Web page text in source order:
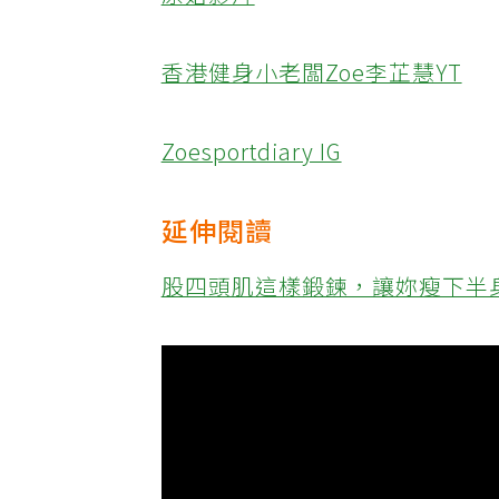
原始影片
香港健身小老闆Zoe李芷慧YT
Zoesportdiary IG
延伸閱讀
股四頭肌這樣鍛鍊，讓妳瘦下半